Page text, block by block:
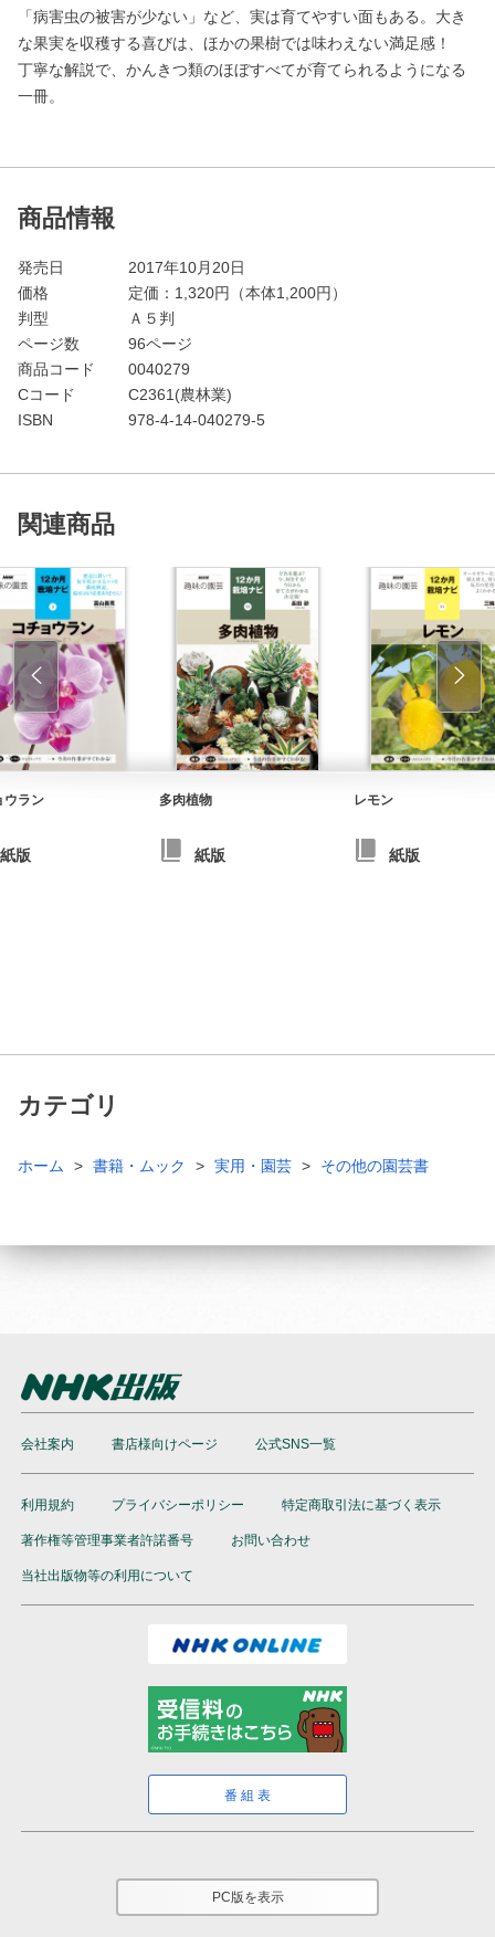
「病害虫の被害が少ない」など、実は育てやすい面もある。大き
な果実を収穫する喜びは、ほかの果樹では味わえない満足感！
丁寧な解説で、かんきつ類のほぼすべてが育てられるようになる
一冊。
商品情報
発売日
2017年10月20日
価格
定価： 1,320円（本体1,200円）
判型
Ａ５判
ページ数
96ページ
商品コード
0040279
Cコード
C2361(農林業)
ISBN
978-4-14-040279-5
関連商品
ウラン
紙版
多肉植物
紙版
レモン
紙版
カテゴリ
ホーム 書籍・ムック 実用・園芸 その他の園芸書
会社案内 書店様向けページ 公式SNS一覧
利用規約 プライバシーポリシー 特定商取引法に基づく表示
著作権等管理事業者許諾番号 お問い合わせ
当社出版物等の利用について
番組表
PC版を表示